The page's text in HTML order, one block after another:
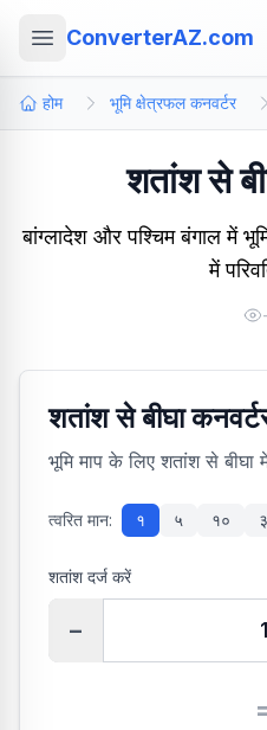
ConverterAZ.com
होम भूमि क्षेत्रफल कनवर्टर
शतांश से
बांग्लादेश और पश्चिम बंगाल में
में
शतांश से बीघा
भूमि माप के लिए शतांश से बीघा
त्वरित मान: १ ५ १०
शतांश दर्ज करें
−